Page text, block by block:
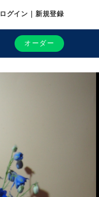
ログイン｜新規登録
オーダー